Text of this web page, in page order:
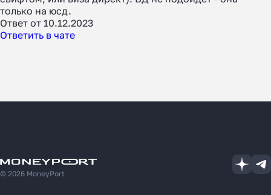
только на юсд.
Ответ от 10.12.2023
Ответить в чате
© 2026 MoneyPort